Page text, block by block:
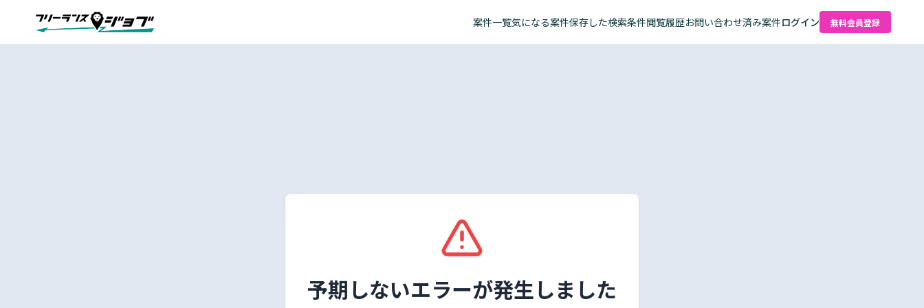
案件一覧気になる案件保存した検索条件閲覧履歴お問い合わせ済み案件ログイン 無料会員登録
予期しないエラーが発生しました